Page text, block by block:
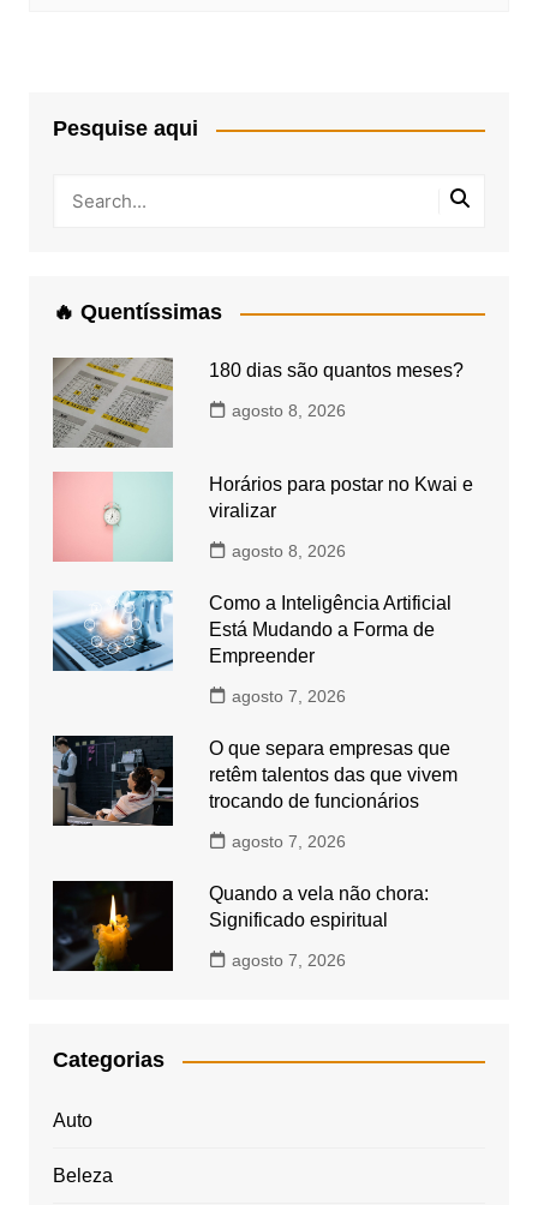
Pesquise aqui
🔥 Quentíssimas
180 dias são quantos meses?
agosto 8, 2026
Horários para postar no Kwai e
viralizar
agosto 8, 2026
Como a Inteligência Artificial
Está Mudando a Forma de
Empreender
agosto 7, 2026
O que separa empresas que
retêm talentos das que vivem
trocando de funcionários
agosto 7, 2026
Quando a vela não chora:
Significado espiritual
agosto 7, 2026
Categorias
Auto
Beleza